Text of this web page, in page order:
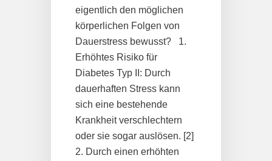
eigentlich den möglichen
körperlichen Folgen von
Dauerstress bewusst? 1.
Erhöhtes Risiko für
Diabetes Typ II: Durch
dauerhaften Stress kann
sich eine bestehende
Krankheit verschlechtern
oder sie sogar auslösen. [2]
2. Durch einen erhöhten